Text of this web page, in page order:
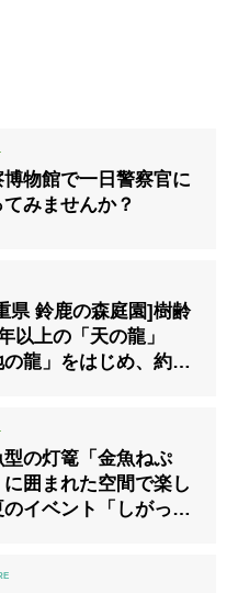
博物館で一日警察官に
みませんか？
県 鈴鹿の森庭園]樹齢
以上の「天の龍」
の龍」をはじめ、約
から一般公開。
型の灯篭「金魚ねぷ
に囲まれた空間で楽し
のイベント「しがっこ